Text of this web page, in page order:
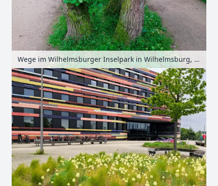
Wege im Wilhelmsburger Inselpark in Wilhelmsburg, Hamburg, Deutschland